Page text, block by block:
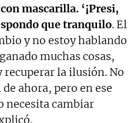
mascarilla. ‘¡Presi,
que tranquilo. El
y no estoy hablando
muchas cosas,
recuperar la ilusión. No
ahora, pero en ese
necesita cambiar